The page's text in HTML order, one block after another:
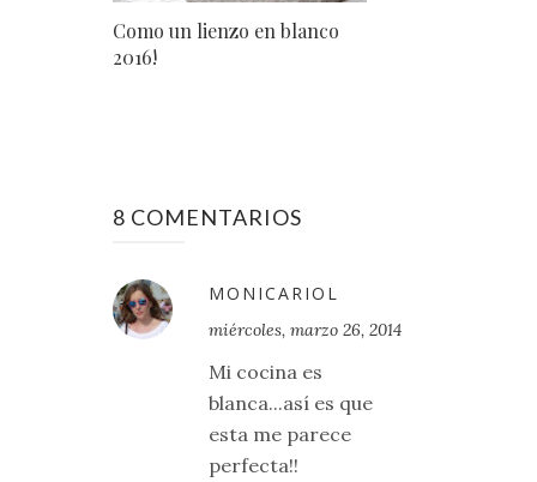
Como un lienzo en blanco
2016!
8 COMENTARIOS
MONICARIOL
miércoles, marzo 26, 2014
Mi cocina es
blanca...así es que
esta me parece
perfecta!!